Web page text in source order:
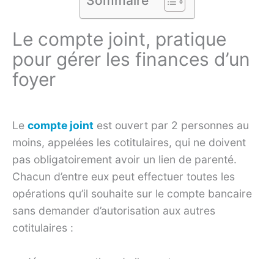
Le compte joint, pratique
pour gérer les finances d’un
foyer
Le compte joint est ouvert par 2 personnes au
moins, appelées les cotitulaires, qui ne doivent
pas obligatoirement avoir un lien de parenté.
Chacun d’entre eux peut effectuer toutes les
opérations qu’il souhaite sur le compte bancaire
sans demander d’autorisation aux autres
cotitulaires :